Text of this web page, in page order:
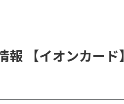
【イオンカード】